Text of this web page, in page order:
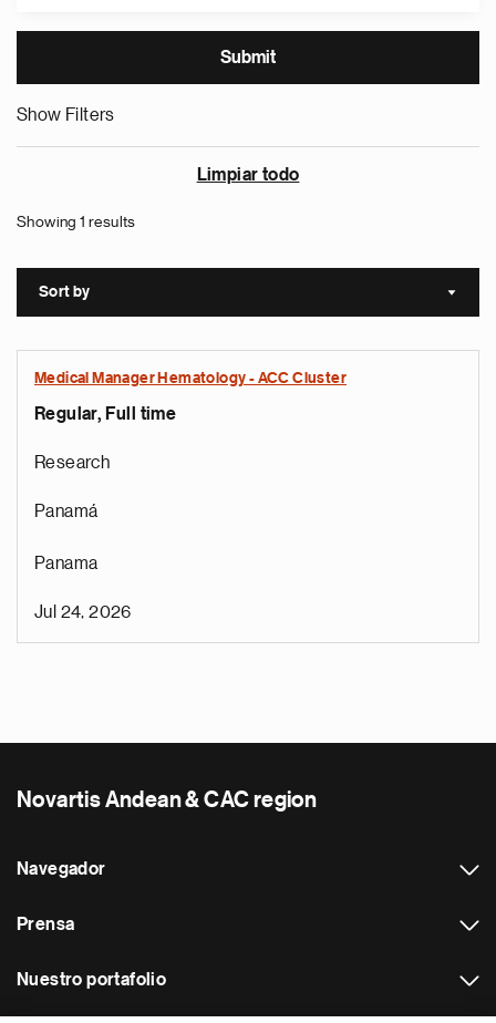
Show Filters
Limpiar todo
Showing 1 results
Sort by Sort
Medical Manager Hematology - ACC Cluster
Regular, Full time
Research
Panamá
Panama
Jul 24, 2026
Novartis Andean & CAC region
Navegador
Prensa
Nuestro portafolio